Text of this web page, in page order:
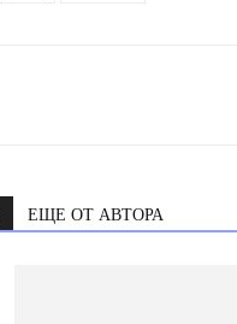
ЕЩЕ ОТ АВТОРА